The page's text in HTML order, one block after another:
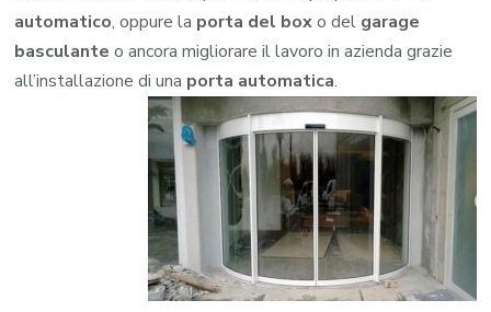
automatico, oppure la porta del boxo del garage
basculante o ancora migliorare il lavoro in azienda grazie
all’installazione di una porta automatica.